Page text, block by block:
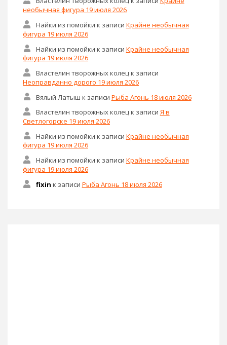
необычная фигура 19 июля 2026
Найки из помойки к записи Крайне необычная
фигура 19 июля 2026
Найки из помойки к записи Крайне необычная
фигура 19 июля 2026
Властелин творожных колецк записи
Неоправданно дорого 19 июля 2026
Вялый Латыш к записи Рыба Агонь 18 июля 2026
Властелин творожных колецк записи Я в
Светлогорске 19 июля 2026
Найки из помойки к записи Крайне необычная
фигура 19 июля 2026
Найки из помойки к записи Крайне необычная
фигура 19 июля 2026
fixin к записи Рыба Агонь 18 июля 2026